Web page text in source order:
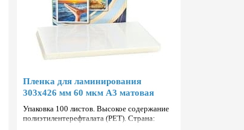
Пленка для ламинирования
303х426 мм 60 мкм А3 матовая
Упаковка 100 листов. Высокое содержание
полиэтилентерефталата (PET). Страна: